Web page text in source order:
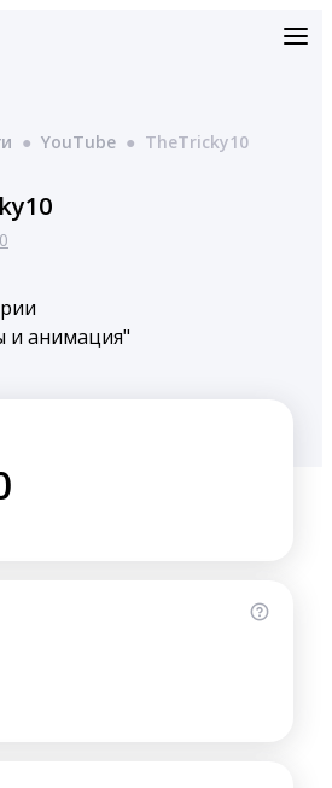
● YouTube ● TheTricky10
анимация"